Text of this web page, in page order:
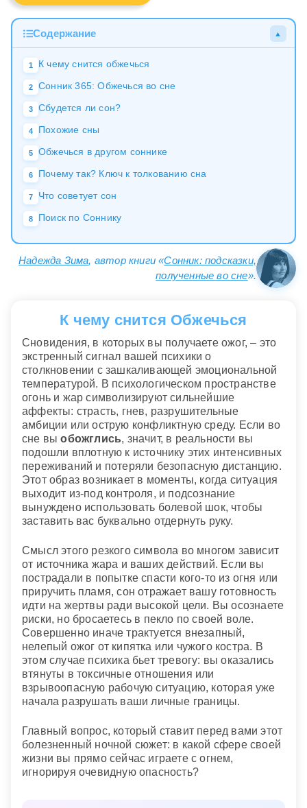
Содержание ▲
1 К чему снится обжечься
2 Сонник 365: Обжечься во сне
3 Сбудется ли сон?
4 Похожие сны
5 Обжечься в другом соннике
6 Почему так? Ключ к толкованию сна
7 Что советует сон
8 Поиск по Соннику
Надежда Зима, автор книги «Сонник: подсказки,
полученные во сне».
К чему снится Обжечься
Сновидения, в которых вы получаете ожог, – это
экстренный сигнал вашей психики о
столкновении с зашкаливающей эмоциональной
температурой. В психологическом пространстве
огонь и жар символизируют сильнейшие
аффекты: страсть, гнев, разрушительные
амбиции или острую конфликтную среду. Если во
сне выобожглись, значит, в реальности вы
подошли вплотную к источнику этих интенсивных
переживаний и потеряли безопасную дистанцию.
Этот образ возникает в моменты, когда ситуация
выходит из-под контроля, и подсознание
вынуждено использовать болевой шок, чтобы
заставить вас буквально отдернуть руку.
Смысл этого резкого символа во многом зависит
от источника жара и ваших действий. Если вы
пострадали в попытке спасти кого-то из огня или
приручить пламя, сон отражает вашу готовность
идти на жертвы ради высокой цели. Вы осознаете
риски, но бросаетесь в пекло по своей воле.
Совершенно иначе трактуется внезапный,
нелепый ожог от кипятка или чужого костра. В
этом случае психика бьет тревогу: вы оказались
втянуты в токсичные отношения или
взрывоопасную рабочую ситуацию, которая уже
начала разрушать ваши личные границы.
Главный вопрос, который ставит перед вами этот
болезненный ночной сюжет: в какой сфере своей
жизни вы прямо сейчас играете с огнем,
игнорируя очевидную опасность?